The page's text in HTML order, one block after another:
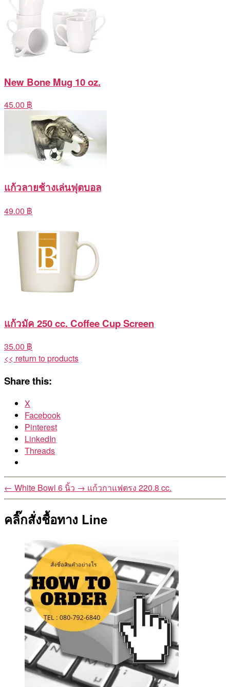
New Bone Mug 10 oz.
45.00 ฿
แก้วลายช้างเล่นฟุตบอล
49.00 ฿
แก้วมัค 250 cc. Coffee Cup Screen
35.00 ฿
<< return to products
Share this:
X
Facebook
Pinterest
LinkedIn
Threads
← White Bowl 6 นิ้ว → แก้วกาแฟตรง 220.8 cc.
คลิ๊กสั่งชื้อทาง Line